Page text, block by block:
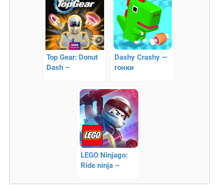
Top Gear: Donut
Dash –
Dashy Crashy —
гонки
LEGO Ninjago:
Ride ninja –